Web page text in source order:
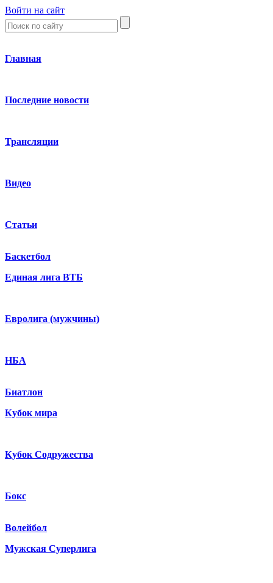
Войти на сайт
Главная
Последние новости
Трансляции
Видео
Статьи
Баскетбол
Единая лига ВТБ
Евролига (мужчины)
НБА
Биатлон
Кубок мира
Кубок Содружества
Бокс
Волейбол
Мужская Суперлига